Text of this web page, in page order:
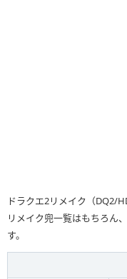
ドラクエ2リメイク（DQ2/
リメイク兜一覧はもちろん
す。